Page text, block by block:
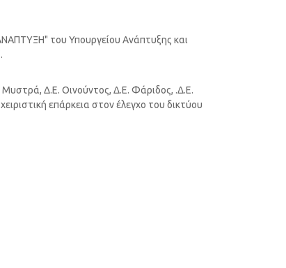
του Υπουργείου Ανάπτυξης και
Δ.Ε. Οινούντος, Δ.Ε. Φάριδος, .Δ.Ε.
επάρκεια στον έλεγχο του δικτύου